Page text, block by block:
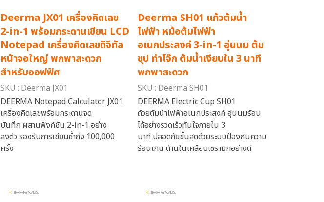
Deerma JX01 เครื่องคิดเลข
2-in-1 พร้อมกระดานเขียน LCD
Notepad เครื่องคิดเลขดิจิทัล
หน้าจอใหญ่ พกพาสะดวก
สำหรับออฟฟิศ
SKU : Deerma JX01
DEERMA Notepad Calculator JX01
เครื่องคิดเลขพร้อมกระดานจด
บันทึก ผสานฟังก์ชัน 2-in-1 อย่าง
ลงตัว รองรับการเขียนซ้ำถึง 100,000
ครั้ง
Deerma SH01 แก้วต้มน้ำ
ไฟฟ้า หม้อต้มไฟฟ้า
อเนกประสงค์ 3-in-1 อุ่นนม ต้ม
ชุป ทำโจ๊ก ต้มน้ำเงียบใน 3 นาที
พกพาสะดวก
SKU : Deerma SH01
DEERMA Electric Cup SH01
ถ้วยต้มน้ำไฟฟ้าอเนกประสงค์ อุ่นนมร้อน
ได้อย่างรวดเร็วทันใจภายใน 3
นาที ปลอดภัยขั้นสุดด้วยระบบป้องกันความ
ร้อนเกิน ด้านในเคลือบเซรามิกอย่างดี